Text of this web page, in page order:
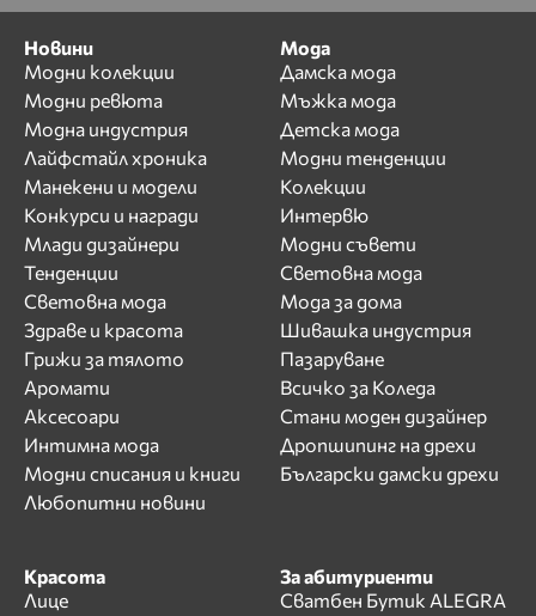
Новини
Модни колекции
Модни ревюта
Модна индустрия
Лайфстайл хроника
Манекени и модели
Конкурси и награди
Млади дизайнери
Тенденции
Световна мода
Здраве и красота
Грижи за тялото
Аромати
Аксесоари
Интимна мода
Модни списания и книги
Любопитни новини
Мода
Дамска мода
Мъжка мода
Детска мода
Модни тенденции
Колекции
Интервю
Модни съвети
Световна мода
Мода за дома
Шивашка индустрия
Пазаруване
Всичко за Коледа
Стани моден дизайнер
Дропшипинг на дрехи
Български дамски дрехи
Красота
Лице
За абитуриенти
Сватбен Бутик ALEGRA